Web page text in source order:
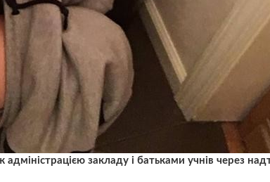
закладу і батьками учнів через